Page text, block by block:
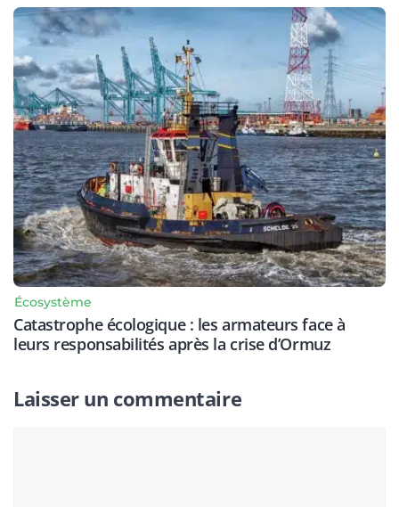
Écosystème
Catastrophe écologique : les armateurs face à
leurs responsabilités après la crise d’Ormuz
Laisser un commentaire